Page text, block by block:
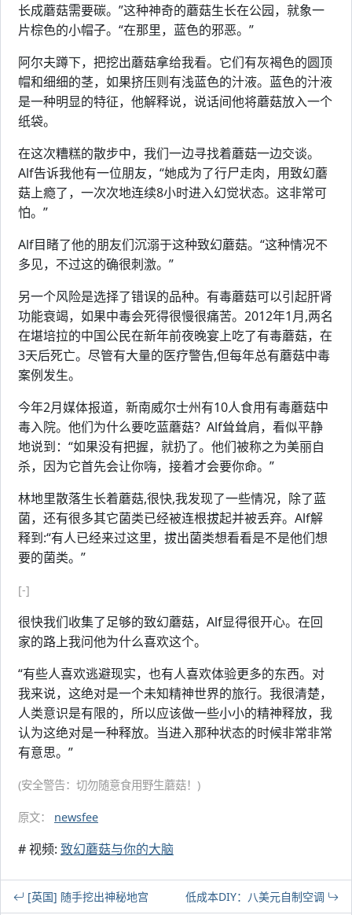
长成蘑菇需要碳。”这种神奇的蘑菇生长在公园，就象一
片棕色的小帽子。“在那里，蓝色的邪恶。”
阿尔夫蹲下，把挖出蘑菇拿给我看。它们有灰褐色的圆顶
帽和细细的茎，如果挤压则有浅蓝色的汁液。蓝色的汁液
是一种明显的特征，他解释说，说话间他将蘑菇放入一个
纸袋。
在这次糟糕的散步中，我们一边寻找着蘑菇一边交谈。
Alf告诉我他有一位朋友，“她成为了行尸走肉，用致幻蘑
菇上瘾了，一次次地连续8小时进入幻觉状态。这非常可
怕。”
Alf目睹了他的朋友们沉溺于这种致幻蘑菇。“这种情况不
多见，不过这的确很刺激。”
另一个风险是选择了错误的品种。有毒蘑菇可以引起肝肾
功能衰竭，如果中毒会死得很慢很痛苦。2012年1月,两名
在堪培拉的中国公民在新年前夜晚宴上吃了有毒蘑菇，在
3天后死亡。尽管有大量的医疗警告,但每年总有蘑菇中毒
案例发生。
今年2月媒体报道，新南威尔士州有10人食用有毒蘑菇中
毒入院。他们为什么要吃蓝蘑菇？Alf耸耸肩，看似平静
地说到：“如果没有把握，就扔了。他们被称之为美丽自
杀，因为它首先会让你嗨，接着才会要你命。”
林地里散落生长着蘑菇,很快,我发现了一些情况，除了蓝
菌，还有很多其它菌类已经被连根拔起并被丢弃。Alf解
释到:“有人已经来过这里，拔出菌类想看看是不是他们想
要的菌类。”
[-]
很快我们收集了足够的致幻蘑菇，Alf显得很开心。在回
家的路上我问他为什么喜欢这个。
“有些人喜欢逃避现实，也有人喜欢体验更多的东西。对
我来说，这绝对是一个未知精神世界的旅行。我很清楚，
人类意识是有限的，所以应该做一些小小的精神释放，我
认为这绝对是一种释放。当进入那种状态的时候非常非常
有意思。”
(安全警告：切勿随意食用野生蘑菇！)
原文： newsfee
# 视频: 致幻蘑菇与你的大脑
[英国] 随手挖出神秘地宫 低成本DIY：八美元自制空调